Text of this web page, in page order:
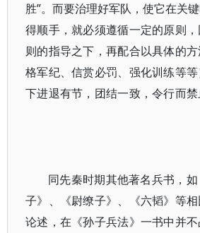
胜”。而要治理好军队，使它在关
得顺手，就必须遵循一定的原则
则的指导之下，再配合以具体的
格军纪、信赏必罚、强化训练等
下进退有节，团结一致，令行而禁
同先秦时期其他著名兵书，
子》、《尉缭子》、《六韬》等
论述，在《孙子兵法》一书中并不